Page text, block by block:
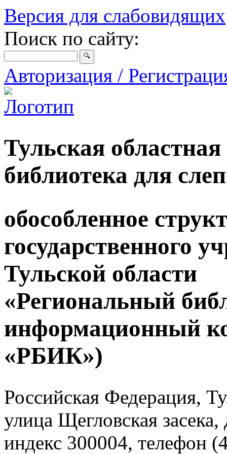
Версия для слабовидящих
Поиск по сайту:
Авторизация /
Тульская
библиотека для
обособленное
государственного
Тульской области
«Региональный
информационный
«РБИК»)
Российская Федерация,
улица Щегловская
индекс 300004, телефон